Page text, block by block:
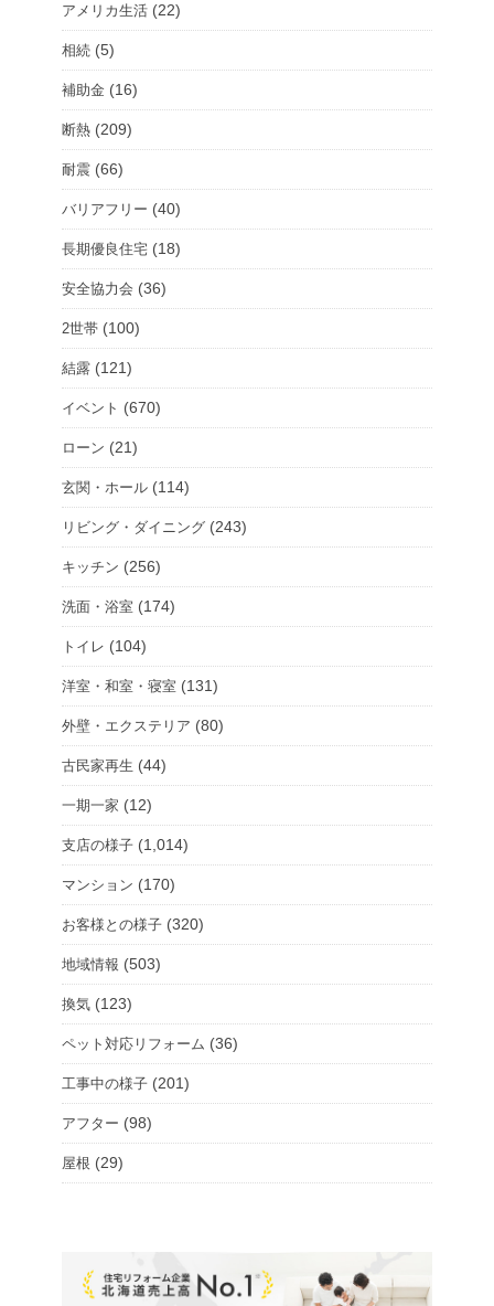
アメリカ生活 (22)
相続 (5)
補助金 (16)
断熱 (209)
耐震 (66)
バリアフリー (40)
長期優良住宅 (18)
安全協力会 (36)
2世帯 (100)
結露 (121)
イベント (670)
ローン (21)
玄関・ホール (114)
リビング・ダイニング (243)
キッチン (256)
洗面・浴室 (174)
トイレ (104)
洋室・和室・寝室 (131)
外壁・エクステリア (80)
古民家再生 (44)
一期一家 (12)
支店の様子 (1,014)
マンション (170)
お客様との様子 (320)
地域情報 (503)
換気 (123)
ペット対応リフォーム (36)
工事中の様子 (201)
アフター (98)
屋根 (29)